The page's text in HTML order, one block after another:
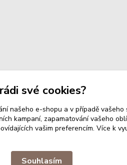
sběr cookies.
své cookies?
našeho e-shopu a v případě
kampaní, zapamatování vašeho
vašim preferencím. Více k
Souhlasím